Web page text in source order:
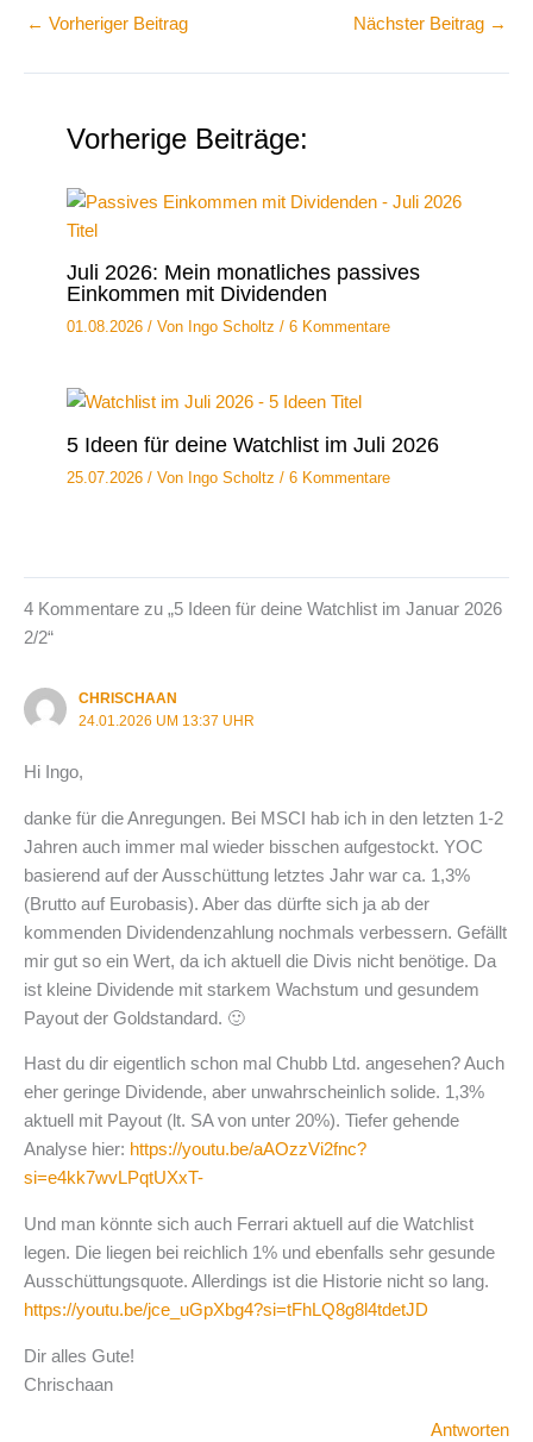
← Vorheriger Beitrag Nächster Beitrag →
Vorherige Beiträge:
Juli 2026: Mein monatliches passives
Einkommen mit Dividenden
01.08.2026/ Von Ingo Scholtz/6 Kommentare
5 Ideen für deine Watchlist im Juli 2026
25.07.2026/ Von Ingo Scholtz/6 Kommentare
4 Kommentare zu „5 Ideen für deine Watchlist im Januar 2026
2/2“
CHRISCHAAN
24.01.2026 UM 13:37 UHR
Hi Ingo,
danke für die Anregungen. Bei MSCI hab ich in den letzten 1-2
Jahren auch immer mal wieder bisschen aufgestockt. YOC
basierend auf der Ausschüttung letztes Jahr war ca. 1,3%
(Brutto auf Eurobasis). Aber das dürfte sich ja ab der
kommenden Dividendenzahlung nochmals verbessern. Gefällt
mir gut so ein Wert, da ich aktuell die Divis nicht benötige. Da
ist kleine Dividende mit starkem Wachstum und gesundem
Payout der Goldstandard. 🙂
Hast du dir eigentlich schon mal Chubb Ltd. angesehen? Auch
eher geringe Dividende, aber unwahrscheinlich solide. 1,3%
aktuell mit Payout (lt. SA von unter 20%). Tiefer gehende
Analyse hier: https://youtu.be/aAOzzVi2fnc?
si=e4kk7wvLPqtUXxT-
Und man könnte sich auch Ferrari aktuell auf die Watchlist
legen. Die liegen bei reichlich 1% und ebenfalls sehr gesunde
Ausschüttungsquote. Allerdings ist die Historie nicht so lang.
https://youtu.be/jce_uGpXbg4?si=tFhLQ8g8l4tdetJD
Dir alles Gute!
Chrischaan
Antworten